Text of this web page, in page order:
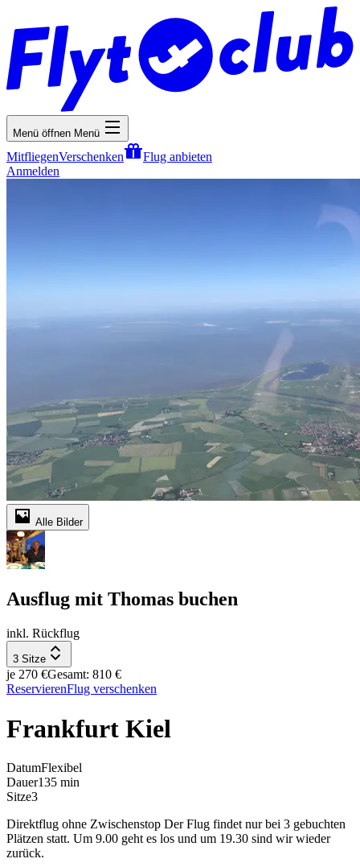
Menü öffnen Menü
MitfliegenVerschenken
Flug anbieten
Anmelden
Alle Bilder
Ausflug mit Thomas buchen
inkl. Rückflug
3 Sitze
je 270 €Gesamt: 810 €
ReservierenFlug verschenken
Frankfurt Kiel
DatumFlexibel
Dauer135 min
Sitze3
Direktflug ohne Zwischenstop Der Flug findet nur bei 3 gebuchten
Plätzen statt. Um 9.00 geht es los und um 19.30 sind wir wieder
zurück.